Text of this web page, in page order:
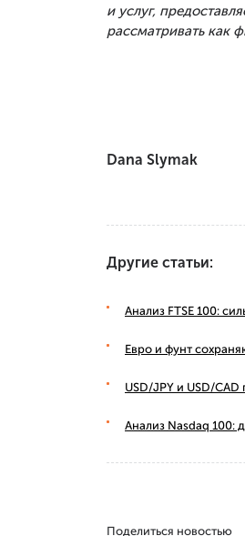
и услуг,
рассматривать как
Dana Slymak
Другие статьи:
Анализ FTSE 100:
Евро и фунт
USD/JPY и USD/
Анализ Nasdaq 100:
Поделиться новостью